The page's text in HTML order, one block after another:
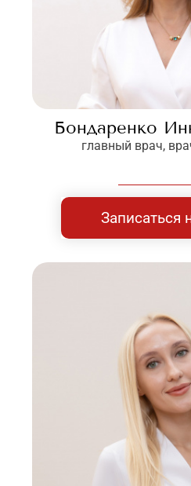
Бондаренко
главный врач,
Записаться